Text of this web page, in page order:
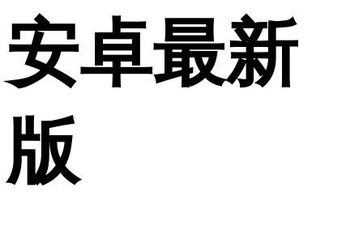
安卓最新
版